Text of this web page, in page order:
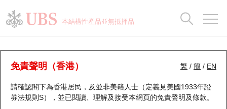
本結構性產品並無抵押品
繁 / 簡 / EN
免責聲明（香港）
請確認閣下為香港居民，及並非美籍人士（定義見美國1933年證
券法規則S），並已閱讀、理解及接受本網頁的免責聲明及條款。
認股證分析儀
表現 街貨統計 比較
瑞銀認股證一覽
新發行瑞銀認股證
街貨統計
比較
牛熊全景快搜
牛熊證搜尋
街貨統計
比較
十大升幅/跌幅
十大認股證成交分佈
正股分析儀
二十大活躍股份
持股比重
顯示所有持股比重
每月輪證大市專題
輪證專欄